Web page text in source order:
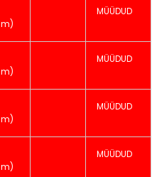
MÜÜDUD
MÜÜDUD
MÜÜDUD
MÜÜDUD